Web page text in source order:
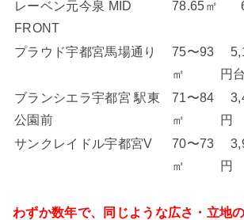
レーベン元今泉 MID
FRONT
78.65㎡
プラウド宇都宮馬場通り
75〜93
㎡
円台
ブランシエラ宇都宮 駅東
公園前
71〜84
㎡
円
サンクレイドル宇都宮V
70〜73
㎡
円
わずか数年で、同じような広さ・立地